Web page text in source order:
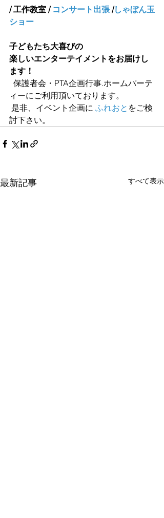
/ 工作教室 / コンサート出張 /しゃぼん玉
ショー
子どもたち大喜びの
楽しいエンターテイメントをお届けし
ます！
保護者会・PTA企画行事.ホームパーテ
ィーにご利用頂いております。
是非、イベント企画に ふれおと をご検
討下さい。
最新記事 すべて表示